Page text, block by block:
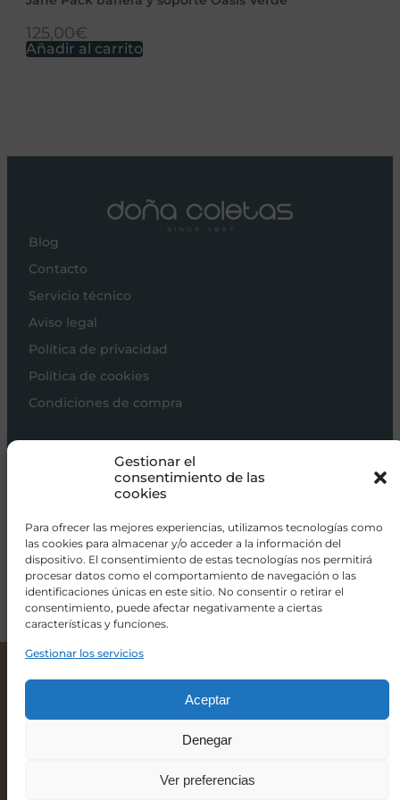
Gestionar el
consentimiento de las
cookies
Para ofrecer las mejores experiencias, utilizamos tecnologías como
las cookies para almacenar y/o acceder a la información del
dispositivo. El consentimiento de estas tecnologías nos permitirá
procesar datos como el comportamiento de navegación o las
identificaciones únicas en este sitio. No consentir o retirar el
consentimiento, puede afectar negativamente a ciertas
características y funciones.
Gestionar los servicios
Aceptar
Denegar
Ver preferencias
199,00€
125,00€
Añadir al carrito
Blog
Contacto
Servicio técnico
Aviso legal
Política de privacidad
Política de cookies
Condiciones de compra
Carros de bebé
Sillas de paseo
Alimentación
Hogar
Viajar
info@donacoletas.com
+34 91 626 62 75
Accesorios para bebés en Las Rozas